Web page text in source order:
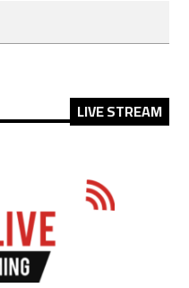
LIVE STREAM